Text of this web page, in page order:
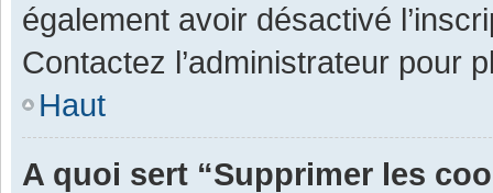
également avoir désactivé
Contactez l’administrateur pour
Haut
A quoi sert “Supprimer les